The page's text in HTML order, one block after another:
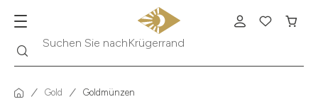
Suchen Sie nachKrügerrand
Gold Goldmünzen